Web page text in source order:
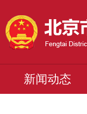
新闻动态